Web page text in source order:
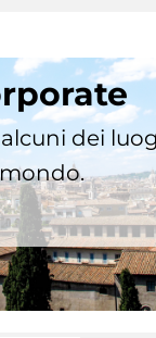
dei